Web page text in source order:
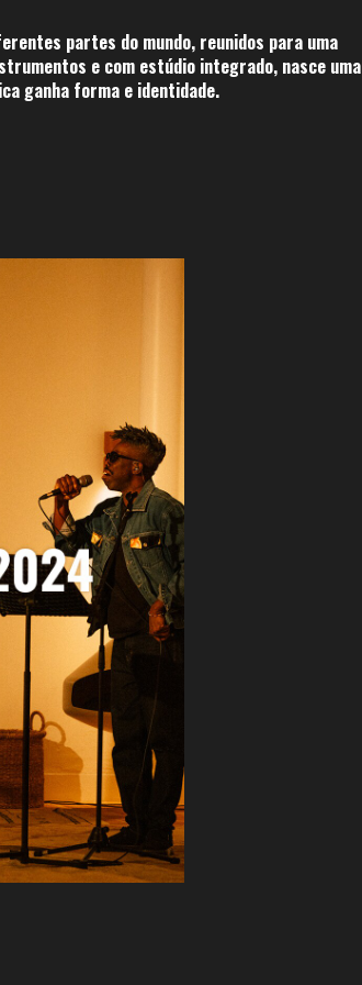
partes do mundo, reunidos para uma
e com estúdio integrado, nasce uma
ganha forma e identidade.